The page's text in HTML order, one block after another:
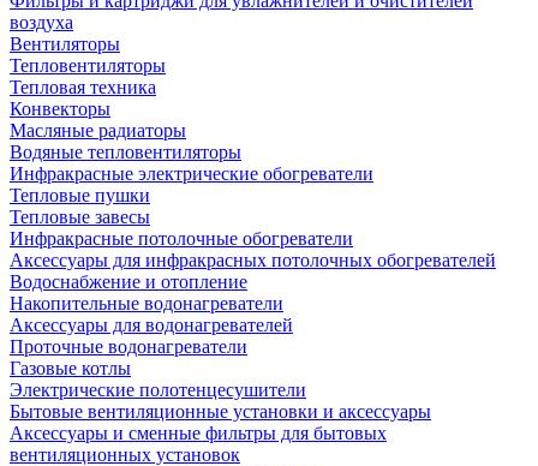
воздуха
Вентиляторы
Тепловентиляторы
Тепловая техника
Конвекторы
Масляные радиаторы
Водяные тепловентиляторы
Инфракрасные электрические обогреватели
Тепловые пушки
Тепловые завесы
Инфракрасные потолочные обогреватели
Аксессуары для инфракрасных потолочных обогревателей
Водоснабжение и отопление
Накопительные водонагреватели
Аксессуары для водонагревателей
Проточные водонагреватели
Газовые котлы
Электрические полотенцесушители
Бытовые вентиляционные установки и аксессуары
Аксессуары и сменные фильтры для бытовых
вентиляционных установок